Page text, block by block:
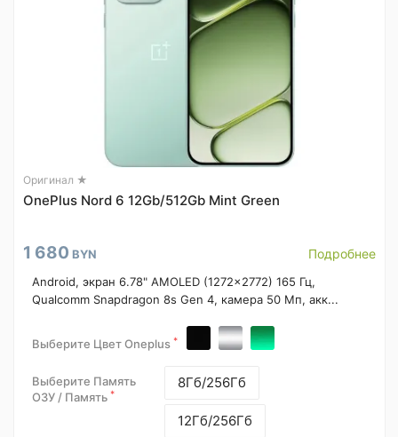
Оригинал ★
OnePlus Nord 6 12Gb/512Gb Mint Green
1 680 BYN Подробнее
Android, экран 6.78" AMOLED (1272x2772) 165 Гц,
Qualcomm Snapdragon 8s Gen 4, камера 50 Мп, акк...
Выберите Цвет Oneplus *
Выберите Память
ОЗУ / Память *
8Гб/256Гб
12Гб/256Гб